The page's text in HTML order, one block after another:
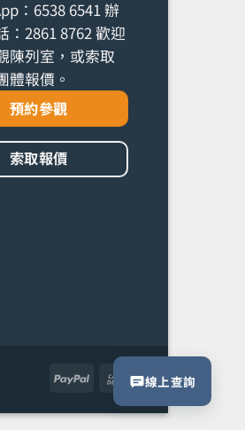
： 6538 6541 辦
： 2861 8762歡迎
陳列室，或索取
體報價。
預約參觀
索取報價
PayPal Cash
Delivery
線上查詢